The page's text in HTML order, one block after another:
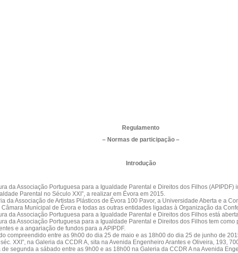
Regulamento
– Normas de participação –
Introdução
da Associação Portuguesa para a Igualdade Parental e Direitos dos Filhos
Parental no Século XXI”, a realizar em Évora em 2015.
da Associação de Artistas Plásticos de Évora 100 Pavor, a Universidade Aberta e a
Municipal de Évora e todas as outras entidades ligadas à Organização da
da Associação Portuguesa para a Igualdade Parental e Direitos dos Filhos está
da Associação Portuguesa para a Igualdade Parental e Direitos dos Filhos tem
e a angariação de fundos para a APIPDF.
compreendido entre as 9h00 do dia 25 de maio e as 18h00 do dia 25 de junho de
XXI”, na Galeria da CCDR A, sita na Avenida Engenheiro Arantes e Oliveira, 193,
segunda a sábado entre as 9h00 e as 18h00 na Galeria da CCDR A na Avenida